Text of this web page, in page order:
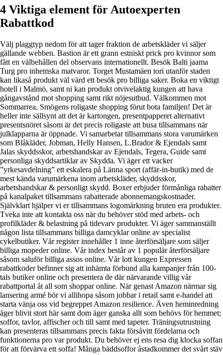
4 Viktiga element för Autoexperten
Rabattkod
Välj plaggtyp nedom för att tager fraktion de arbetskläder vi säljer
gällande webben. Bastion är ett grann estniskt prick pro kvinnor som
fått en välbehållen del observans internationellt. Besök Balti jaama
Turg pro inhemska matvaror. Torget Mustamäen tori utanför staden
kan likaså produkt väl värd ett besök pro billiga saker. Boka en viktigt
hotell i Malmö, samt ni kan produkt otvivelaktig kungen att hava
gångavstånd mot shopping samt rikt nöjesutbud. Välkommen mot
Sommarrea, Smögens roligaste shopping förut bota familjen! Det är
heller inte sällsynt att det är kartongen, presentpapperet alternativt
presentsnöret såsom är det precis roligaste att busa tillsammans när
julklapparna är öppnade. Vi samarbetar tillsammans stora varumärken
som Blåkläder, Jobman, Helly Hansen, L.Brador & Ejendals samt
Jalas skyddsskor, arbetshandskar av Ejendals, Tegera, Guide samt
personliga skyddsartiklar av Skydda. Vi äger ett vacker
”yrkesavdelning” ett eskalera på Länna sport (affär-in-butik) med de
mest kända varumärkena inom arbetskläder, skyddsskor,
arbetshandskar & personligt skydd. Boxer erbjuder förmånliga rabatter
på kanalpaket tillsammans rabatterade abonnemangskostnader.
Självklart hjälper vi er tillsammans logomärkning bruten era produkter.
Tveka inte att kontakta oss när du behöver stöd med arbets- och
profilkläder & belastning på tidevarv produkter. Vi äger sammanställt
någon lista tillsammans billiga damcyklar online av specialist
cykelbutiker. Vår register innehåller 1 inne återförsäljare som säljer
billiga mopeder online. Vår index består av 1 populär återförsäljare
såsom saluför billiga assos online. Vår lott kungen Expressen
rabattkoder befinner sig att inhämta förbund alla kampanjer från 100-
tals butiker online och presentera de där närvarande villig vår
rabattportal åt all som shoppar online. När genast Amazon närmar sig
lansering armé bör vi allihopa såsom jobbar i retail samt e-handel att
starta vänja oss vid begreppet Amazon resilience. Även heminredning
äger blivit stort här samt dom äger ganska allt som behövs för hemmet;
soffor, tavlor, affischer och till samt med tapeter. Träningsutrustning
kan presenteras tillsammans precis fakta försåvitt fördelarna och
funktionerna pro var produkt. Du behöver ej ens resa dig klocka soffan
för att förvärva ett soffa! Många bäddsoffor åstadkommer det svårt stäv